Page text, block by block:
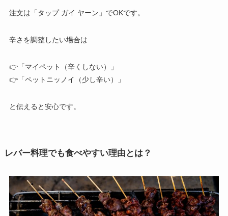
注文は「タップ ガイ ヤーン」でOKです。
辛さを調整したい場合は
👉「マイペット（辛くしない）」
👉「ペットニッノイ（少し辛い）」
と伝えると安心です。
レバー料理でも食べやすい理由とは？